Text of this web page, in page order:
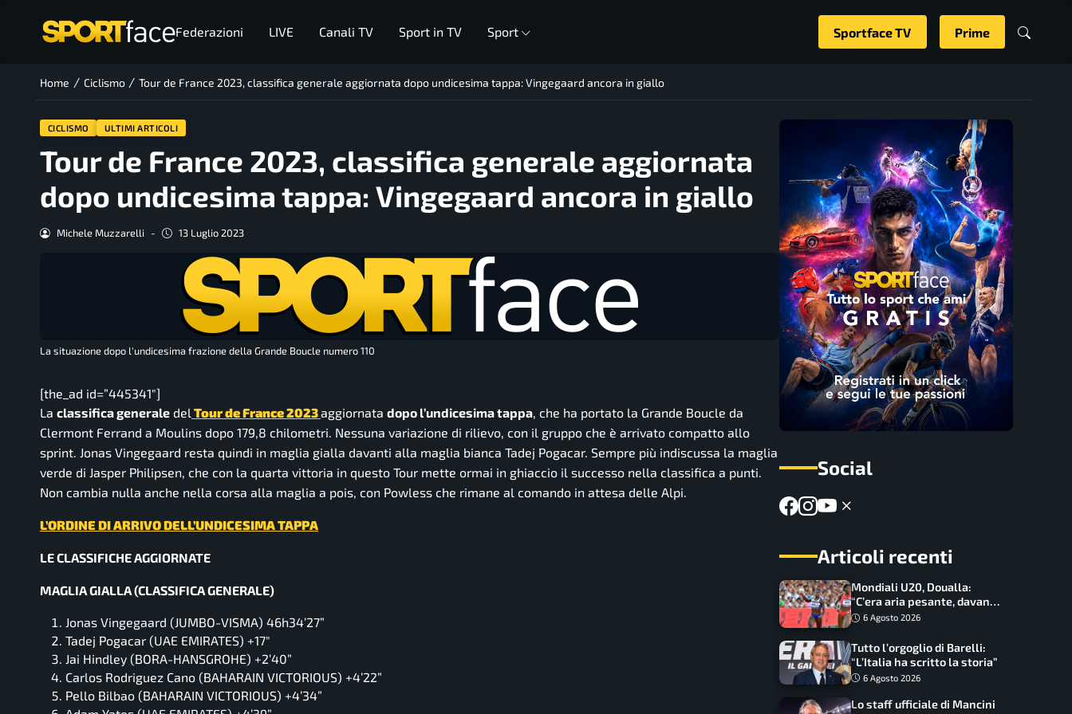
Federazioni LIVE Canali TV Sport in TV Sport Sportface TV Prime
Home / Ciclismo / Tour de France 2023, classifica generale aggiornata dopo undicesima tappa: Vingegaard ancora in giallo
CICLISMO ULTIMI ARTICOLI
Tour de France 2023, classifica generale aggiornata
dopo undicesima tappa: Vingegaard ancora in giallo
Michele Muzzarelli - 13 Luglio 2023
La situazione dopo l'undicesima frazione della Grande Boucle numero 110
[the_ad id=”445341″]
La classifica generale del Tour de France 2023aggiornata dopo l’undicesima tappa, che ha portato la Grande Boucle da
Clermont Ferrand a Moulins dopo 179,8 chilometri. Nessuna variazione di rilievo, con il gruppo che è arrivato compatto allo
sprint. Jonas Vingegaard resta quindi in maglia gialla davanti alla maglia bianca Tadej Pogacar. Sempre più indiscussa la maglia
verde di Jasper Philipsen, che con la quarta vittoria in questo Tour mette ormai in ghiaccio il successo nella classifica a punti.
Non cambia nulla anche nella corsa alla maglia a pois, con Powless che rimane al comando in attesa delle Alpi.
L’ORDINE DI ARRIVO DELL’UNDICESIMA TAPPA
LE CLASSIFICHE AGGIORNATE
MAGLIA GIALLA (CLASSIFICA GENERALE)
Jonas Vingegaard (JUMBO-VISMA) 46h34’27”
Tadej Pogacar (UAE EMIRATES) +17″
Jai Hindley (BORA-HANSGROHE) +2’40”
Carlos Rodriguez Cano (BAHARAIN VICTORIOUS) +4’22”
Pello Bilbao (BAHARAIN VICTORIOUS) +4’34”
Social
Articoli recenti
Mondiali U20, Doualla:
“C’era aria pesante, davano
le mascherine! Finale? Non
6 Agosto 2026
Tutto l’orgoglio di Barelli:
“L’Italia ha scritto la storia”
6 Agosto 2026
Lo staff ufficiale di Mancini